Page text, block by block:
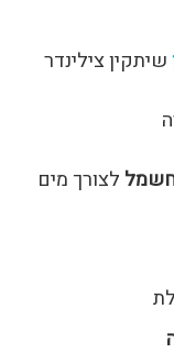
שיתקין צילינדר
לצורך מים